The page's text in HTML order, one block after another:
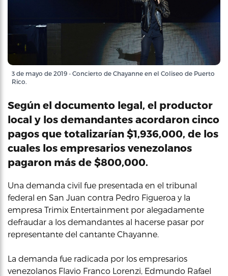
3 de mayo de 2019 - Concierto de Chayanne en el Coliseo de Puerto
Rico.
Según el documento legal, el productor
local y los demandantes acordaron cinco
pagos que totalizarían $1,936,000, de los
cuales los empresarios venezolanos
pagaron más de $800,000.
Una demanda civil fue presentada en el tribunal
federal en San Juan contra Pedro Figueroa y la
empresa Trimix Entertainment por alegadamente
defraudar a los demandantes al hacerse pasar por
representante del cantante Chayanne.
La demanda fue radicada por los empresarios
venezolanos Flavio Franco Lorenzi, Edmundo Rafael